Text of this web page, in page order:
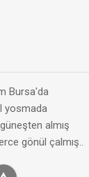
Bursa'da
yosmada
almış
gönül çalmış..